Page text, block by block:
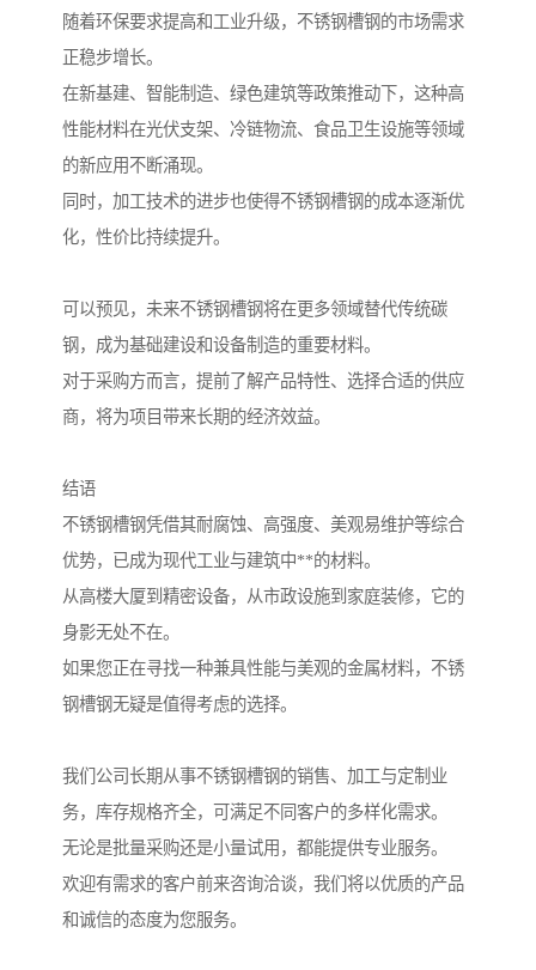
随着环保要求提高和工业升级，不锈钢槽钢的市场需求
正稳步增长。
在新基建、智能制造、绿色建筑等政策推动下，这种高
性能材料在光伏支架、冷链物流、食品卫生设施等领域
的新应用不断涌现。
同时，加工技术的进步也使得不锈钢槽钢的成本逐渐优
化，性价比持续提升。
可以预见，未来不锈钢槽钢将在更多领域替代传统碳
钢，成为基础建设和设备制造的重要材料。
对于采购方而言，提前了解产品特性、选择合适的供应
商，将为项目带来长期的经济效益。
结语
不锈钢槽钢凭借其耐腐蚀、高强度、美观易维护等综合
优势，已成为现代工业与建筑中**的材料。
从高楼大厦到精密设备，从市政设施到家庭装修，它的
身影无处不在。
如果您正在寻找一种兼具性能与美观的金属材料，不锈
钢槽钢无疑是值得考虑的选择。
我们公司长期从事不锈钢槽钢的销售、加工与定制业
务，库存规格齐全，可满足不同客户的多样化需求。
无论是批量采购还是小量试用，都能提供专业服务。
欢迎有需求的客户前来咨询洽谈，我们将以优质的产品
和诚信的态度为您服务。